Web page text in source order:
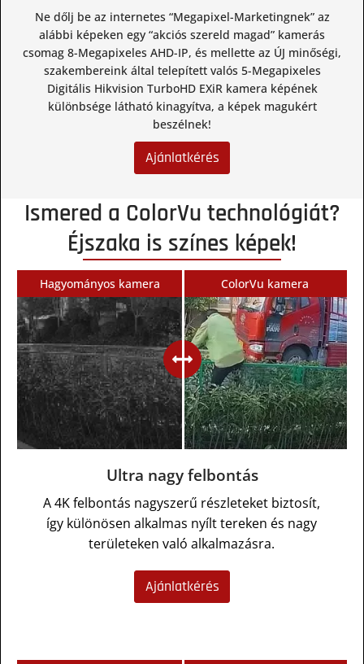
Ne dőlj be az internetes “Megapixel-Marketingnek” az
alábbi képeken egy “akciós szereld magad” kamerás
csomag 8-Megapixeles AHD-IP, és mellette az ÚJ minőségi,
szakembereink által telepített valós 5-Megapixeles
Digitális Hikvision TurboHD EXiR kamera képének
különbsége látható kinagyítva, a képek magukért
beszélnek!
Ajánlatkérés
Ismered a ColorVu technológiát?
Éjszaka is színes képek!
Hagyományos kamera ColorVu kamera
Ultra nagy felbontás
A 4K felbontás nagyszerű részleteket biztosít,
így különösen alkalmas nyílt tereken és nagy
területeken való alkalmazásra.
Ajánlatkérés